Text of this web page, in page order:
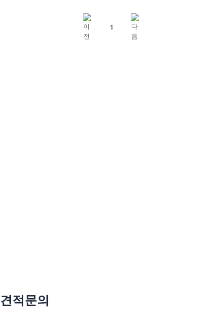
1
견적문의